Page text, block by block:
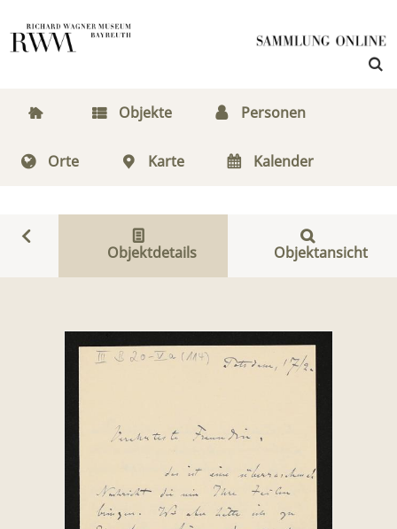
Objekte Personen
Orte Karte Kalender
Objektdetails Objektansicht